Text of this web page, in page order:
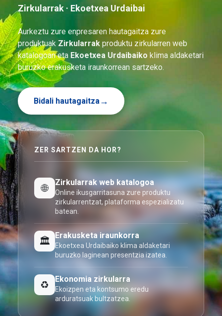
Zirkularrak · Ekoetxea Urdaibai
Aurkeztu zure enpresaren hautagaitza zure
produktuak Zirkularrak produktu zirkularren web
katalogoan eta Ekoetxea Urdaibaiko klima aldaketari
buruzko erakusketa iraunkorrean sartzeko.
Bidali hautagaitza
ZER SARTZEN DA HOR?
🌐 Zirkularrak web katalogoa
Online ikusgarritasuna zure produktu
zirkularrentzat, plataforma espezializatu
batean.
🏛️ Erakusketa iraunkorra
Ekoetxea Urdaibaiko klima aldaketari
buruzko laginean presentzia izatea.
♻️ Ekonomia zirkularra
Ekoizpen eta kontsumo eredu
arduratsuak bultzatzea.